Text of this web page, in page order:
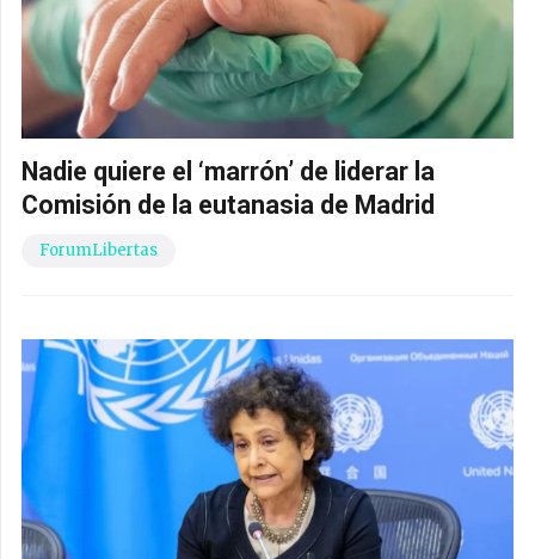
Nadie quiere el ‘marrón’ de liderar la
Comisión de la eutanasia de Madrid
ForumLibertas